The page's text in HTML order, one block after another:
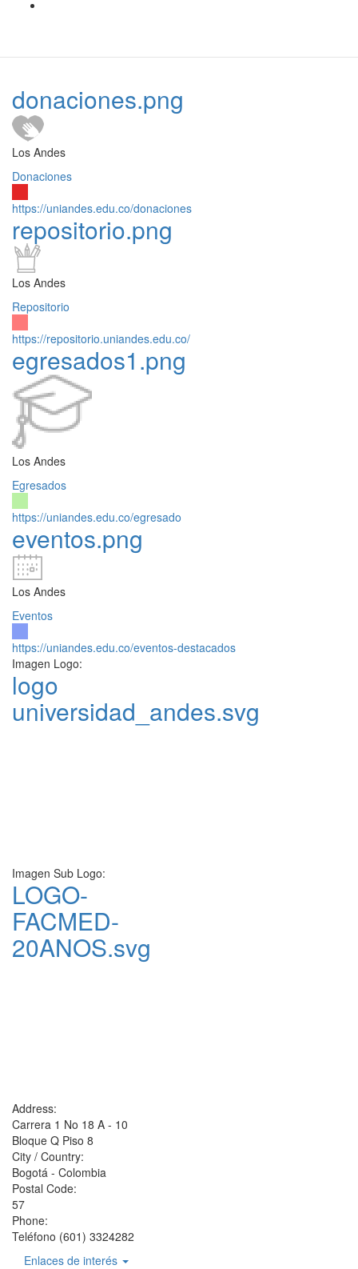
donaciones.png
Los Andes
Donaciones
https://uniandes.edu.co/donaciones
repositorio.png
Los Andes
Repositorio
https://repositorio.uniandes.edu.co/
egresados1.png
Los Andes
Egresados
https://uniandes.edu.co/egresado
eventos.png
Los Andes
Eventos
https://uniandes.edu.co/eventos-destacados
Imagen Logo:
logo
universidad_andes.svg
Imagen Sub Logo:
LOGO-
FACMED-
20ANOS.svg
Address:
Carrera 1 No 18 A - 10
Bloque Q Piso 8
City / Country:
Bogotá - Colombia
Postal Code:
57
Phone:
Teléfono (601) 3324282
Enlaces de interés